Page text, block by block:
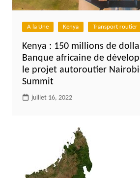
A la Une Kenya Transport routier
Kenya : 150 millions de
Banque africaine de
le projet autoroutier
Summit
juillet 16, 2022